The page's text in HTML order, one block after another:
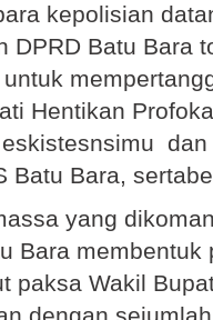
kepolisian
DPRD Batu Bara
Hentikan
Batu Bara,
yang
Bara
paksa Wakil